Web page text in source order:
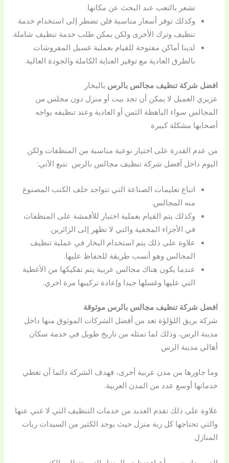
تشعر بالتعب عند البحث عن مكانها.
وكذلك توفر أسعار مناسبة فلن تضطر إلى استخدام خدمة
تنظيف وترك الأخرى ولكن يمكن طلب خدمة تنظيف شاملة.
لدينا أماكن مفتوحة للقيام بعملية غسيل المفروشات
بالطرق العادية مع توفير العناية الكاملة والجودة العالية.
افضل شركة تنظيف مجالس بالرس بالبخار
عزيزي العميل لا يمكن أن تجد بيت أو منزل دون مجلس من
المجالس سواء الباهظة الثمن أو العادية وعند تنظيفه يواجه
أصحابها مشكلة كبيرة
من عدم القدرة على اختيار نوعية مناسبة من المنظفات ولكن
اليوم داخل أفضل شركة تنظيف مجالس بالرس نتبع الآتي:
اتباع تعليمات الصناعة التي تتواجد خلف الكنب المصنوع
منه المجالس.
وكذلك يتم القيام بعملية اختبار للأقمشة على المنظفات
في الأجزاء المخفية والتي لا تظهر إلى الزائرين.
علاوة على ذلك يتم استخدام البخار في عملية تنظيف
المجالس وهو أنسب طريقة للحفاظ عليها.
عندما يكون هناك مجالس عربية يتم تفكيكها من الأغطية
التي عليها وغسلها جيدا وإعادة تركيبها مرة اخري.
افضل شركة تنظيف مجالس بالرس موثوقة
شركة بريق اللؤلؤة تعد من أفضل الشركات الموثوق منها داخل
مدينة الرس، وذلك لما تمثله من تاريخ طويل في خدمة سكان
أهالي مدينة الرس
وما جاورها من مدن عربية أخرى، فهدف الشركة دائما أن تغطي
خدماتها أوسع عدد من المدن العربية.
علاوة على ذلك تقدم العديد من خدمات التنظيف التي لا غني عنها
والتي تحتاجها كل ربة منزل حيث يوجد الكثير من السيدات ربات
المنازل